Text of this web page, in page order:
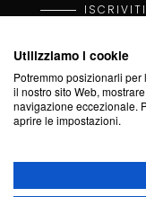
ISCRIVITI
Cod. Fisc.
Sdi KRRH6B9
Utilizziamo i cookie
Potremmo posizionarli
il nostro sito Web,
navigazione eccezionale.
aprire le impostazioni.